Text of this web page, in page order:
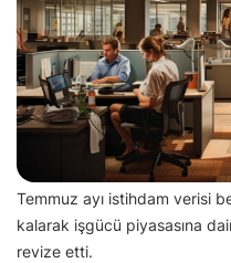
Temmuz ayı istihdam verisi
kalarak işgücü piyasasına
revize etti.